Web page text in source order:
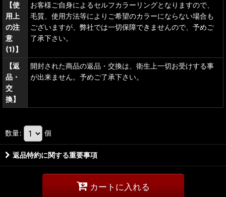
【使
用上
の注
意
(1)】
お客様ご自身によるセルフカラーリングとなりますので、
毛質、使用方法等によりご希望のカラーにならない場合も
ございますが、弊社では一切保障できませんので、予めご
了承下さい。
【返
品・
交
換】
開封された商品の返品・交換は、衛生上一切お受けする事
が出来ません。予めご了承下さい。
数量: 個
返品特約に関する重要事項
カートに入れる